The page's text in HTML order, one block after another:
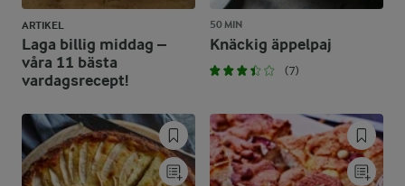
ARTIKEL
Laga billig middag –
våra 11 bästa
vardagsrecept!
50 MIN
Knäckig äppelpaj
(7)